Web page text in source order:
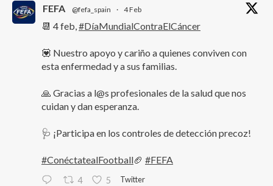
FEFA @fefa_spain · 4 Feb
📆 4 feb,#DíaMundialContraElCáncer
💟 Nuestro apoyo y cariño a quienes conviven con
esta enfermedad y a sus familias.
🙏 Gracias a l@s profesionales de la salud que nos
cuidan y dan esperanza.
🩺 ¡Participa en los controles de detección precoz!
#ConéctatealFootball🏈 #FEFA
4 5 Twitter